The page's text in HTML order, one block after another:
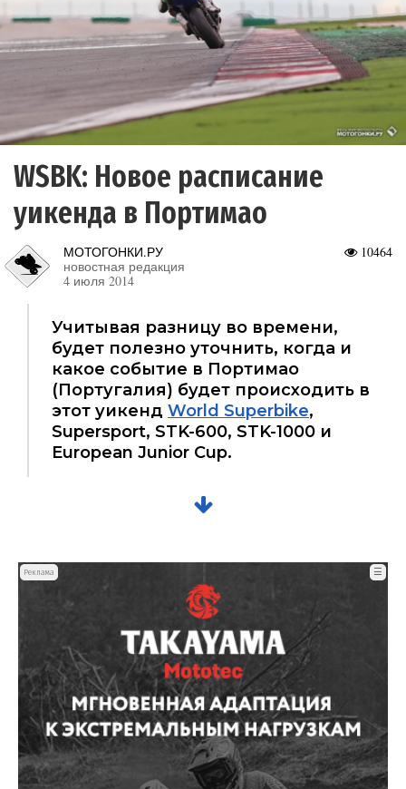
WSBK: Новое расписание
уикенда в Портимао
10464
МОТОГОНКИ.РУ
новостная редакция
4 июля 2014
Учитывая разницу во времени,
будет полезно уточнить, когда и
какое событие в Портимао
(Португалия) будет происходить в
этот уикенд World Superbike,
Supersport, STK-600, STK-1000 и
European Junior Cup.
Реклама ☰